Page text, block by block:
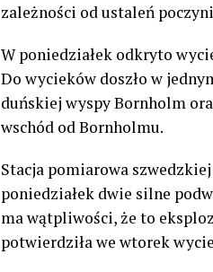
zależności od ustaleń
W poniedziałek odkryto
Do wycieków doszło w
duńskiej wyspy Bornholm
wschód od Bornholmu.
Stacja pomiarowa
poniedziałek dwie silne
ma wątpliwości, że to
potwierdziła we wtorek